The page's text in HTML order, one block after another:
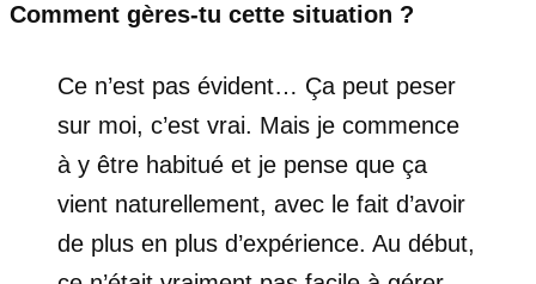
Comment gères-tu cette situation ?
Ce n’est pas évident… Ça peut peser
sur moi, c’est vrai. Mais je commence
à y être habitué et je pense que ça
vient naturellement, avec le fait d’avoir
de plus en plus d’expérience. Au début,